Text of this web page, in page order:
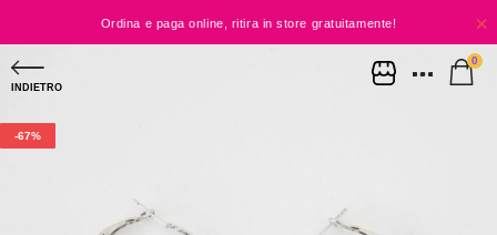
INDIETRO
0
Ordina e paga online, ritira in store gratuitamente!
-67%